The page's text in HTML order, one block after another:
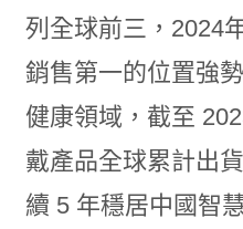
列全球前三，2024
銷售第一的位置強
健康領域，截至
戴產品全球累計出
續 5 年穩居中國智